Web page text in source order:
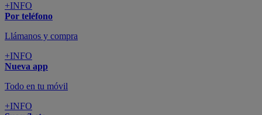
+INFO
Por teléfono
Llámanos y compra
+INFO
Nueva app
Todo en tu móvil
+INFO